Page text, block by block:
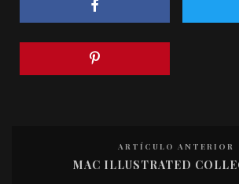
ARTÍCULO ANTERIOR
MAC ILLUSTRATED